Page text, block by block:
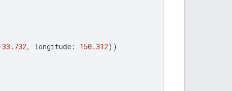
33.732, longitude : 150.312))